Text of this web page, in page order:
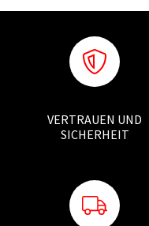
VERTRAUEN UND
SICHERHEIT